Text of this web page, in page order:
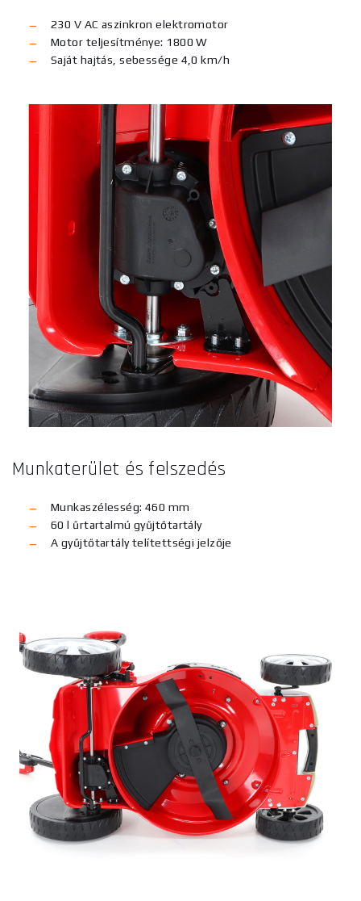
230 V AC aszinkron elektromotor
Motor teljesítménye: 1800 W
Saját hajtás, sebessége 4,0 km/h
Munkaterület és felszedés
Munkaszélesség: 460 mm
60 l űrtartalmú gyűjtőtartály
A gyűjtőtartály telítettségi jelzője